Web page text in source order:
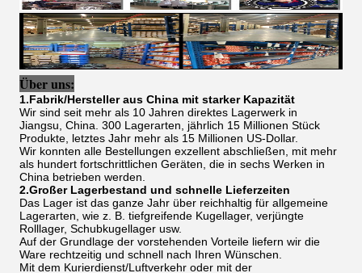
Über uns:
1.Fabrik/Hersteller aus China mit starker Kapazität
Wir sind seit mehr als 10 Jahren direktes Lagerwerk in
Jiangsu, China. 300 Lagerarten, jährlich 15 Millionen Stück
Produkte, letztes Jahr mehr als 15 Millionen US-Dollar.
Wir konnten alle Bestellungen exzellent abschließen, mit mehr
als hundert fortschrittlichen Geräten, die in sechs Werken in
China betrieben werden.
2.Großer Lagerbestand und schnelle Lieferzeiten
Das Lager ist das ganze Jahr über reichhaltig für allgemeine
Lagerarten, wie z. B. tiefgreifende Kugellager, verjüngte
Rolllager, Schubkugellager usw.
Auf der Grundlage der vorstehenden Vorteile liefern wir die
Ware rechtzeitig und schnell nach Ihren Wünschen.
Mit dem Kurierdienst/Luftverkehr oder mit der